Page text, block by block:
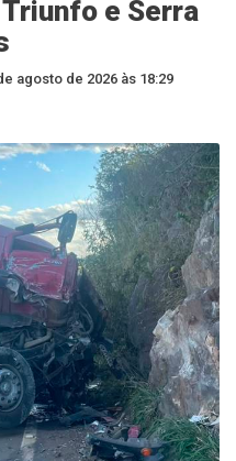
e Serra
agosto de 2026 às 18:29